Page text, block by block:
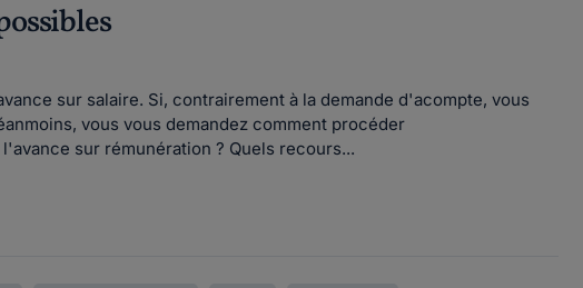
sur salaire. Si, contrairement à la demande d'acompte, vous
vous vous demandez comment procéder
sur rémunération ? Quels recours...